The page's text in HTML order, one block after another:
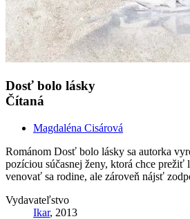
Dosť bolo lásky
Čítaná
Magdaléna Cisárová
Románom Dosť bolo lásky sa autorka
pozíciou súčasnej ženy, ktorá chce prežiť
venovať sa rodine, ale zároveň nájsť
Vydavateľstvo
Ikar, 2013